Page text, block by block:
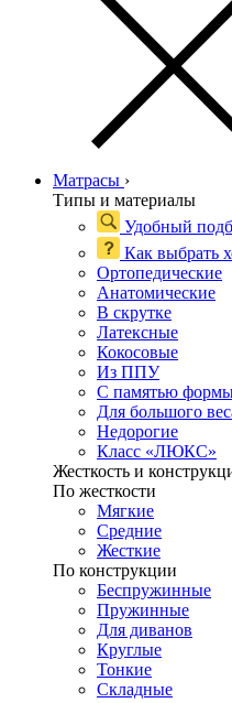
Матрасы ›
Типы и материалы
Удобный
Как выбрать
Ортопедические
Анатомические
В скрутке
Латексные
Кокосовые
Из ППУ
С памятью
Для большого
Недорогие
Класс «ЛЮКС»
Жесткость и
По жесткости
Мягкие
Средние
Жесткие
По конструкции
Беспружинные
Пружинные
Для диванов
Круглые
Тонкие
Складные